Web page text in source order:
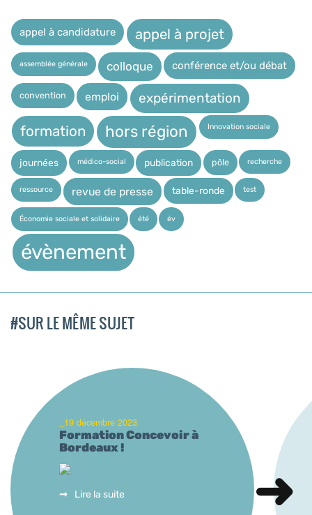
appel à candidature appel à projet
assemblée générale colloque conférence et/ou débat
convention emploi expérimentation
formation hors région Innovation sociale
journées médico-social publication pôle recherche
ressource revue de presse table-ronde test
Économie sociale et solidaire été év
évènement
#SUR LE MÊME SUJET
_19 décembre 2023
Formation Concevoir à
Bordeaux !
Lire la suite